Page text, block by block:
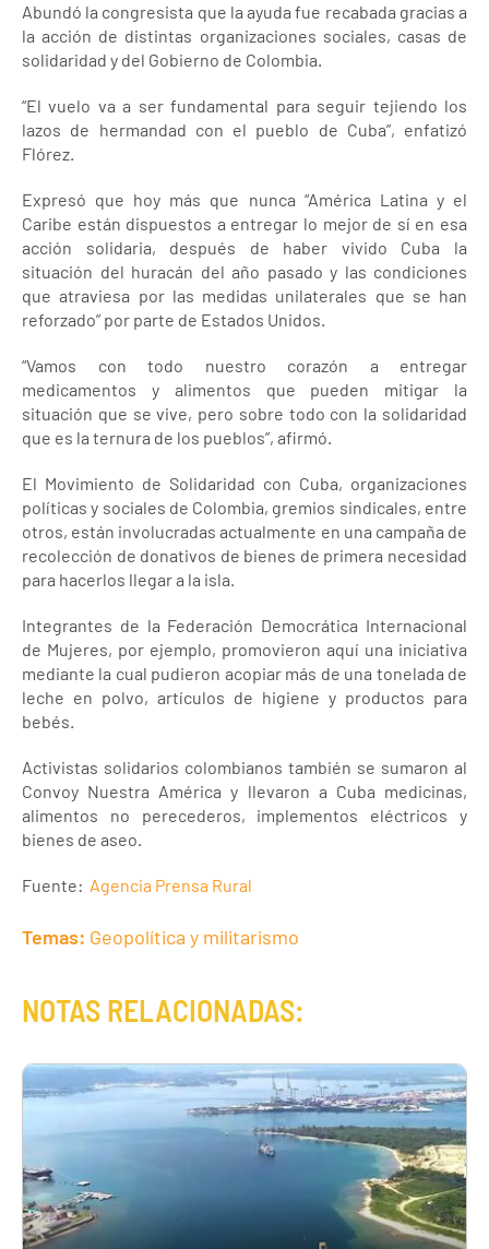
Abundó la congresista que la ayuda fue recabada gracias a
la acción de distintas organizaciones sociales, casas de
solidaridad y del Gobierno de Colombia.
“El vuelo va a ser fundamental para seguir tejiendo los
lazos de hermandad con el pueblo de Cuba”, enfatizó
Flórez.
Expresó que hoy más que nunca “América Latina y el
Caribe están dispuestos a entregar lo mejor de sí en esa
acción solidaria, después de haber vivido Cuba la
situación del huracán del año pasado y las condiciones
que atraviesa por las medidas unilaterales que se han
reforzado” por parte de Estados Unidos.
“Vamos con todo nuestro corazón a entregar
medicamentos y alimentos que pueden mitigar la
situación que se vive, pero sobre todo con la solidaridad
que es la ternura de los pueblos”, afirmó.
El Movimiento de Solidaridad con Cuba, organizaciones
políticas y sociales de Colombia, gremios sindicales, entre
otros, están involucradas actualmente en una campaña de
recolección de donativos de bienes de primera necesidad
para hacerlos llegar a la isla.
Integrantes de la Federación Democrática Internacional
de Mujeres, por ejemplo, promovieron aquí una iniciativa
mediante la cual pudieron acopiar más de una tonelada de
leche en polvo, artículos de higiene y productos para
bebés.
Activistas solidarios colombianos también se sumaron al
Convoy Nuestra América y llevaron a Cuba medicinas,
alimentos no perecederos, implementos eléctricos y
bienes de aseo.
Fuente: Agencia Prensa Rural
Temas: Geopolítica y militarismo
NOTAS RELACIONADAS: